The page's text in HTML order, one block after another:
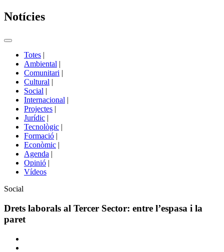
Notícies
Commutador
portals
Totes |
Ambiental |
Comunitari |
Cultural |
Social |
Internacional |
Projectes |
Jurídic |
Tecnològic |
Formació |
Econòmic |
Agenda |
Opinió |
Vídeos
Àmbit
la
notícia
Social
Drets laborals al Tercer Sector: entre l’espasa i la
paret
Comparteix